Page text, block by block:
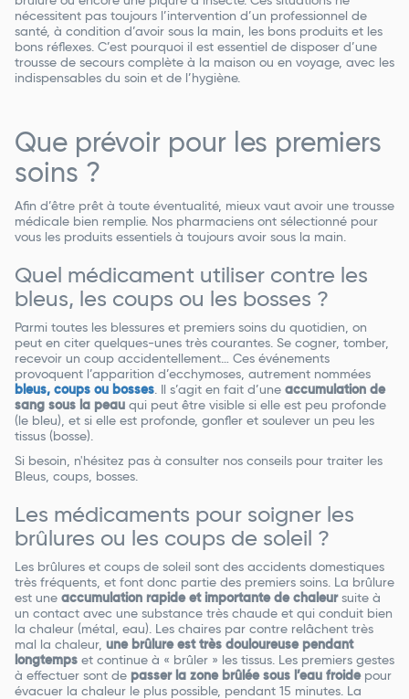
nécessitent pas toujours l’intervention d’un professionnel de
santé, à condition d’avoir sous la main, les bons produits et les
bons réflexes. C’est pourquoi il est essentiel de disposer d’une
trousse de secours complète à la maison ou en voyage, avec les
indispensables du soin et de l’hygiène.
Que prévoir pour les premiers
soins ?
Afin d’être prêt à toute éventualité, mieux vaut avoir une trousse
médicale bien remplie. Nos pharmaciens ont sélectionné pour
vous les produits essentiels à toujours avoir sous la main.
Quel médicament utiliser contre les
bleus, les coups ou les bosses ?
Parmi toutes les blessures et premiers soins du quotidien, on
peut en citer quelques-unes très courantes. Se cogner, tomber,
recevoir un coup accidentellement… Ces événements
provoquent l’apparition d’ecchymoses, autrement nommées
bleus, coups ou bosses . Il s’agit en fait d’une accumulation de
sang sous la peau qui peut être visible si elle est peu profonde
(le bleu), et si elle est profonde, gonfler et soulever un peu les
tissus (bosse).
Si besoin, n'hésitez pas à consulter nos conseils pour traiter les
Bleus, coups, bosses.
Les médicaments pour soigner les
brûlures ou les coups de soleil ?
Les brûlures et coups de soleil sont des accidents domestiques
très fréquents, et font donc partie des premiers soins. La brûlure
est une accumulation rapide et importante de chaleursuite à
un contact avec une substance très chaude et qui conduit bien
la chaleur (métal, eau). Les chaires par contre relâchent très
mal la chaleur, une brûlure est très douloureuse pendant
longtemps et continue à « brûler » les tissus. Les premiers gestes
à effectuer sont de passer la zone brûlée sous l’eau froidepour
évacuer la chaleur le plus possible, pendant 15 minutes. La